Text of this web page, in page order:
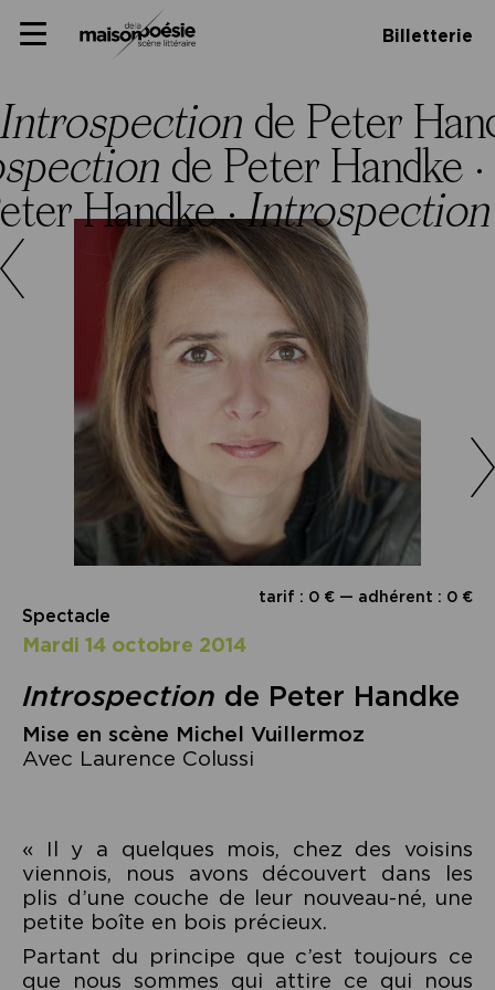
Panneau de gestion des cookies
to
Primary
Billetterie
Introspection de Peter
de Peter Handke ·
Handke ·
tarif : 0 € — adhérent : 0 €
Spectacle
mardi 14 octobre 2014
Introspection de Peter Handke
Mise en scène Michel Vuillermoz
Avec Laurence Colussi
« Il y a quelques mois, chez des voisins
viennois, nous avons découvert dans les
plis d’une couche de leur nouveau-né, une
petite boîte en bois précieux.
Partant du principe que c’est toujours ce
que nous sommes qui attire ce qui nous